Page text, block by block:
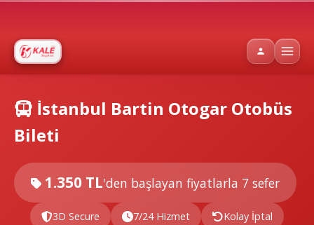
İstanbul Bartin Otogar Otobüs
Bileti
1.350 TL'den başlayan fiyatlarla 7 sefer
3D Secure 7/24 Hizmet Kolay İptal